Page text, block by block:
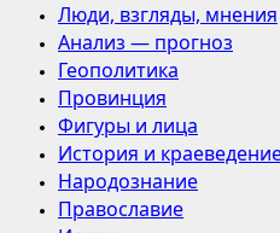
Люди, взгляды, мнения
Анализ — прогноз
Геополитика
Провинция
Фигуры и лица
История и
Народознание
Православие